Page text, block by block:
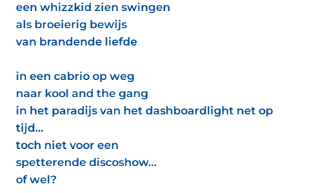
een whizzkid zien swingen
als broeierig bewijs
van brandende liefde
in een cabrio op weg
naar kool and the gang
in het paradijs van het dashboardlight net op
tijd...
toch niet voor een
spetterende discoshow...
of wel?